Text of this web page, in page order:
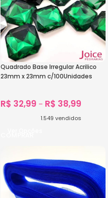
Quadrado Base Irregular Acrilico
23mm x 23mm c/100Unidades
R$ 32,99 – R$ 38,99
1.549 vendidos